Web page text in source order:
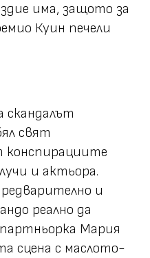
има, защото за
Куин печели
скандалът
свят
и актьора.
и
реално да
Мария
сцена с маслото-